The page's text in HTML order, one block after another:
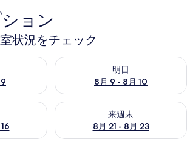
ョン
状況をチェック
室状況をチェック
明日
8月 9 - 8月 10
明日 8月 9 - 8月 10 の空室状
の空室状況をチェック
来週末
8月 21 - 8月 23
来週末 8月 21 - 8月 23 の空室